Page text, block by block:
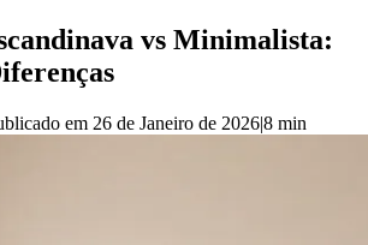
vs Minimalista:
em 26 de Janeiro de 2026|8 min